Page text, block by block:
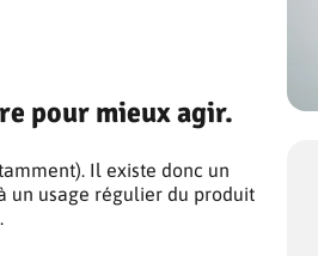
pour mieux agir.
Il existe donc un
un usage régulier du produit